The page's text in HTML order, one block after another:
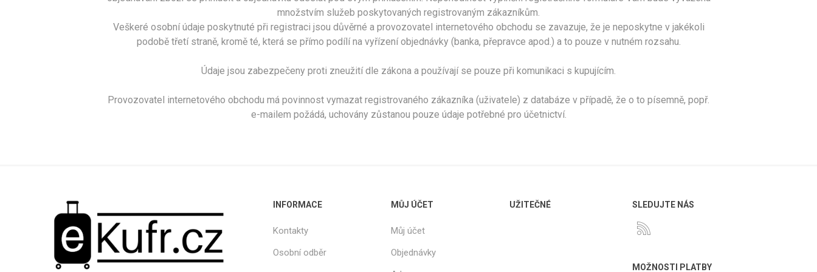
množstvím služeb poskytovaných registrovaným zákazníkům.
Veškeré osobní údaje poskytnuté při registraci jsou důvěrné a provozovatel internetového obchodu se zavazuje, že je neposkytne v jakékoli
podobě třetí straně, kromě té, která se přímo podílí na vyřízení objednávky (banka, přepravce apod.) a to pouze v nutném rozsahu.
Údaje jsou zabezpečeny proti zneužití dle zákona a používají se pouze při komunikaci s kupujícím.
Provozovatel internetového obchodu má povinnost vymazat registrovaného zákazníka (uživatele) z databáze v případě, že o to písemně, popř.
e-mailem požádá, uchovány zůstanou pouze údaje potřebné pro účetnictví.
INFORMACE
Kontakty
Osobní odběr
MŮJ ÚČET
Můj účet
Objednávky
UŽITEČNÉ SLEDUJTE NÁS
MOŽNOSTI PLATBY